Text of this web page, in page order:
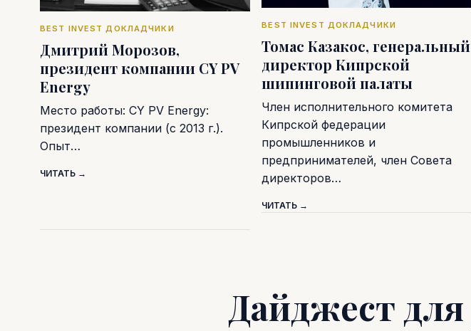
BEST INVEST ДОКЛАДЧИКИ
Дмитрий Морозов,
президент компании CY PV
Energy
Место работы: CY PV Energy:
президент компании (с 2013 г.).
Опыт…
ЧИТАТЬ →
BEST INVEST ДОКЛАДЧИКИ
Томас Казакос, генеральный
директор Кипрской
шипинговой палаты
Член исполнительного комитета
Кипрской федерации
промышленников и
предпринимателей, член Совета
директоров…
ЧИТАТЬ →
Дайджест